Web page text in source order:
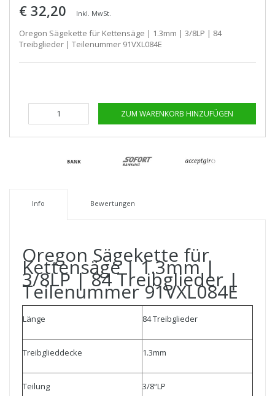
€ 32,20 Inkl. MwSt.
Oregon Sägekette für Kettensäge | 1.3mm | 3/8LP | 84
Treibglieder | Teilenummer 91VXL084E
ZUM WARENKORB HINZUFÜGEN
Info Bewertungen
Oregon Sägekette für
Kettensäge | 1.3mm |
3/8LP | 84 Treibglieder |
Teilenummer 91VXL084E
Länge 84 Treibglieder
Treibglieddecke 1.3mm
Teilung 3/8“LP